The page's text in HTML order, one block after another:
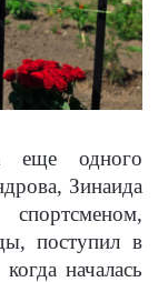
еще одного
Зинаида
поступил в
началась